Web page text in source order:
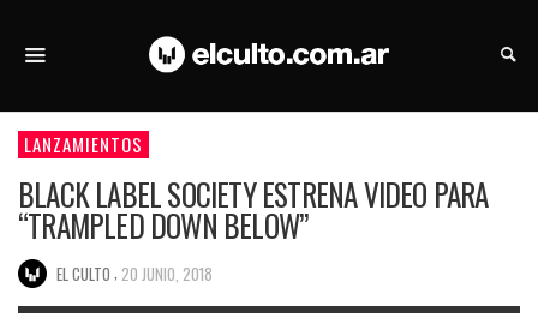
LANZAMIENTOS
BLACK LABEL SOCIETY ESTRENA VIDEO PARA
“TRAMPLED DOWN BELOW”
EL CULTO 20 JUNIO, 2018